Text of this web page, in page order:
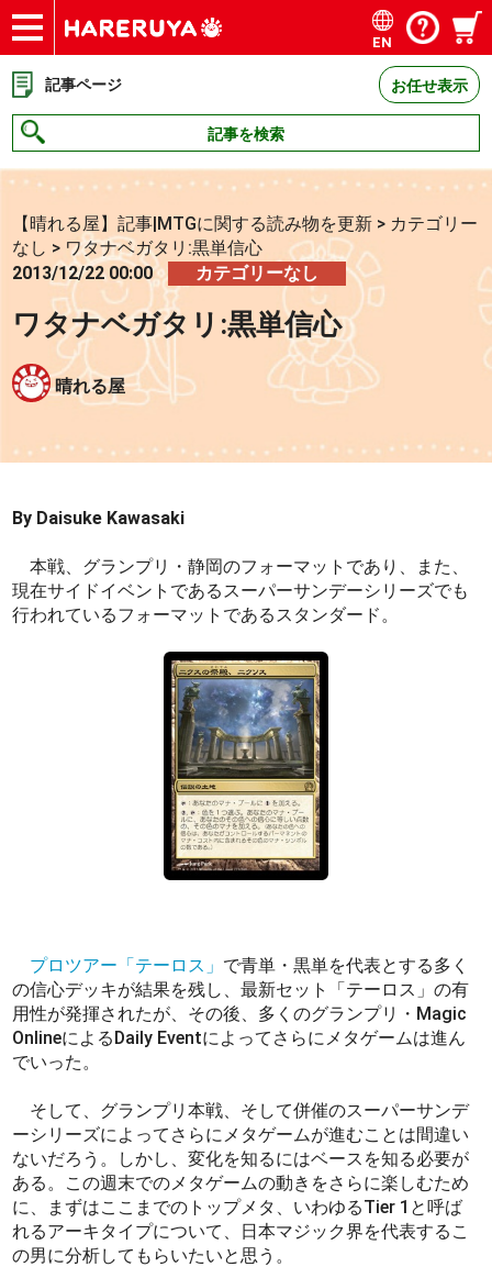
ショップ
買取
記事
デッキ検索
デッキ構築
選手一覧
店舗一覧
イベント
お問い合わせ
EN
記事ページ お任せ表示
記事を検索
【晴れる屋】記事|MTGに関する読み物を更新 > カテゴリー
なし > ワタナベガタリ:黒単信心
2013/12/22 00:00
カテゴリーなし
ワタナベガタリ:黒単信心
晴れる屋
By Daisuke Kawasaki
本戦、グランプリ・静岡のフォーマットであり、また、
現在サイドイベントであるスーパーサンデーシリーズでも
行われているフォーマットであるスタンダード。
プロツアー「テーロス」 で青単・黒単を代表とする多く
の信心デッキが結果を残し、最新セット「テーロス」の有
用性が発揮されたが、その後、多くのグランプリ・Magic
OnlineによるDaily Eventによってさらにメタゲームは進ん
でいった。
そして、グランプリ本戦、そして併催のスーパーサンデ
ーシリーズによってさらにメタゲームが進むことは間違い
ないだろう。しかし、変化を知るにはベースを知る必要が
ある。この週末でのメタゲームの動きをさらに楽しむため
に、まずはここまでのトップメタ、いわゆるTier 1と呼ば
れるアーキタイプについて、日本マジック界を代表するこ
の男に分析してもらいたいと思う。